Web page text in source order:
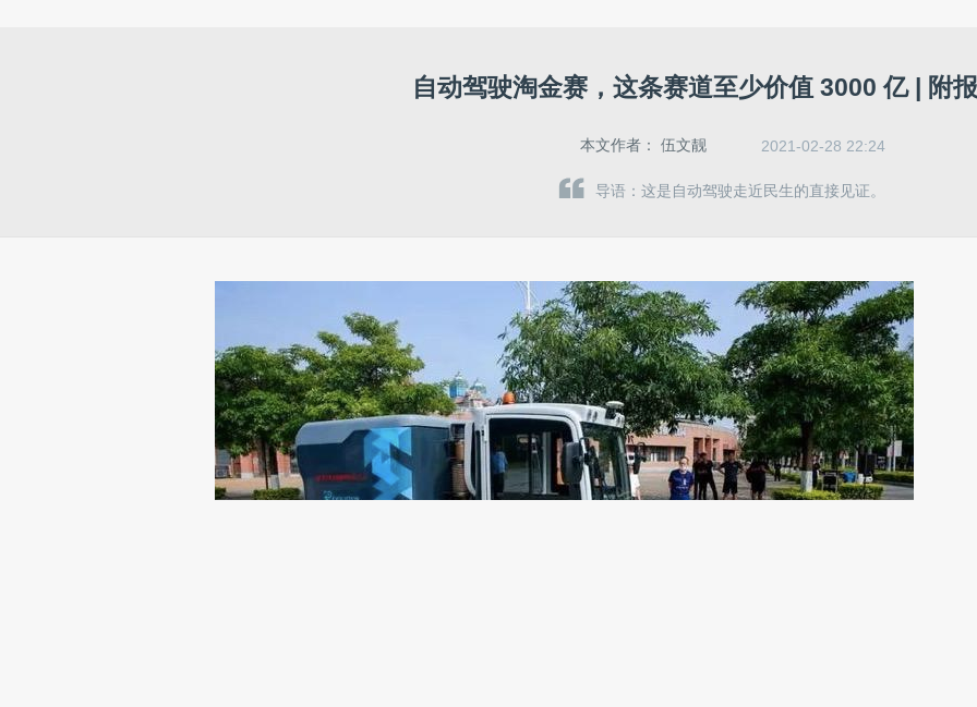
自动驾驶淘金赛，这条赛道至少价值 3000 亿 | 附
本文作者： 伍文靓 2021-02-28 22:24
导语：这是自动驾驶走近民生的直接见证。